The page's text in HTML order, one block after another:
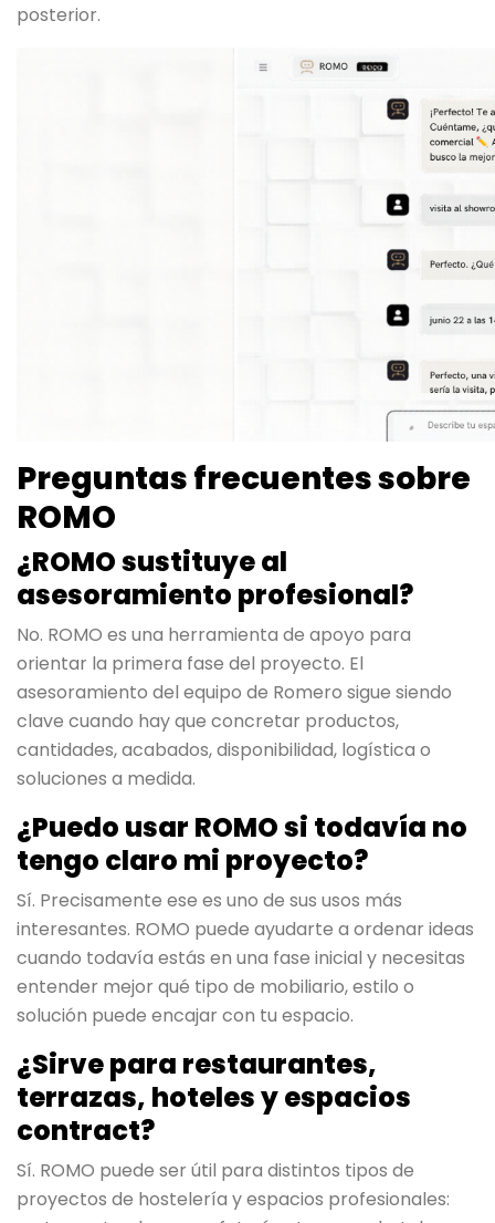
posterior.
Preguntas frecuentes sobre
ROMO
¿ROMO sustituye al
asesoramiento profesional?
No. ROMO es una herramienta de apoyo para
orientar la primera fase del proyecto. El
asesoramiento del equipo de Romero sigue siendo
clave cuando hay que concretar productos,
cantidades, acabados, disponibilidad, logística o
soluciones a medida.
¿Puedo usar ROMO si todavía no
tengo claro mi proyecto?
Sí. Precisamente ese es uno de sus usos más
interesantes. ROMO puede ayudarte a ordenar ideas
cuando todavía estás en una fase inicial y necesitas
entender mejor qué tipo de mobiliario, estilo o
solución puede encajar con tu espacio.
¿Sirve para restaurantes,
terrazas, hoteles y espacios
contract?
Sí. ROMO puede ser útil para distintos tipos de
proyectos de hostelería y espacios profesionales: